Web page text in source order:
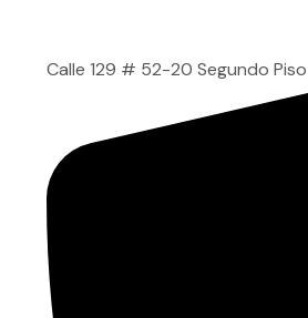
Calle 129 # 52-20 Segundo Piso